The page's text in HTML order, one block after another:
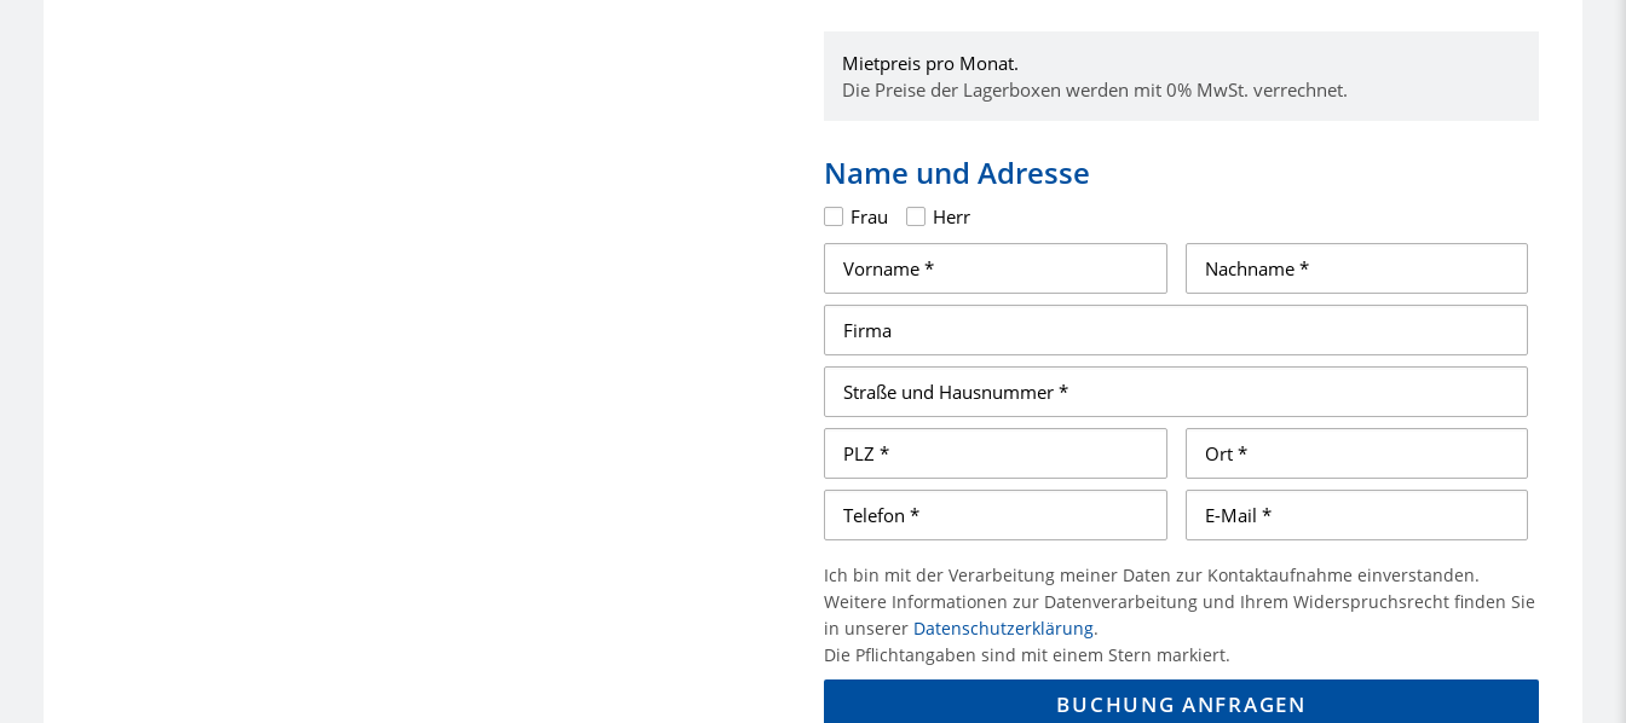
Mietpreis pro Monat.
Die Preise der Lagerboxen werden mit 0% MwSt. verrechnet.
Name und Adresse
Frau Herr
Ich bin mit der Verarbeitung meiner Daten zur Kontaktaufnahme einverstanden.
Weitere Informationen zur Datenverarbeitung und Ihrem Widerspruchsrecht finden Sie
in unserer Datenschutzerklärung.
Die Pflichtangaben sind mit einem Stern markiert.
BUCHUNG ANFRAGEN